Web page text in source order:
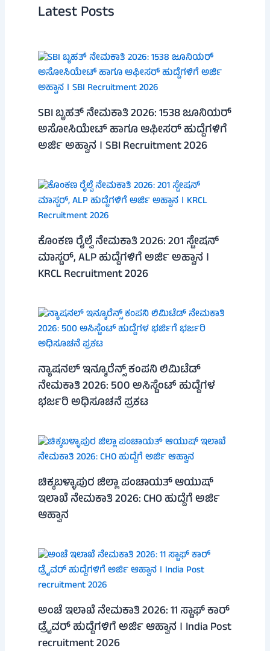
Latest Posts
SBI ಬೃಹತ್ ನೇಮಕಾತಿ 2026: 1538 ಜೂನಿಯರ್
ಅಸೋಸಿಯೇಟ್ ಹಾಗೂ ಆಫೀಸರ್ ಹುದ್ದೆಗಳಿಗೆ
ಅರ್ಜಿ ಅಹ್ವಾನ । SBI Recruitment 2026
ಕೊಂಕಣ ರೈಲ್ವೆ ನೇಮಕಾತಿ 2026: 201 ಸ್ಟೇಷನ್
ಮಾಸ್ಟರ್, ALP ಹುದ್ದೆಗಳಿಗೆ ಅರ್ಜಿ ಅಹ್ವಾನ ।
KRCL Recruitment 2026
ನ್ಯಾಷನಲ್ ಇನ್ಶೂರೆನ್ಸ್ ಕಂಪನಿ ಲಿಮಿಟೆಡ್
ನೇಮಕಾತಿ 2026: 500 ಅಸಿಸ್ಟೆಂಟ್ ಹುದ್ದೆಗಳ
ಭರ್ಜರಿ ಅಧಿಸೂಚನೆ ಪ್ರಕಟ
ಚಿಕ್ಕಬಳ್ಳಾಪುರ ಜಿಲ್ಲಾ ಪಂಚಾಯತ್ ಆಯುಷ್
ಇಲಾಖೆ ನೇಮಕಾತಿ 2026: CHO ಹುದ್ದೆಗೆ ಅರ್ಜಿ
ಆಹ್ವಾನ
ಅಂಚೆ ಇಲಾಖೆ ನೇಮಕಾತಿ 2026: 11 ಸ್ಟಾಫ್ ಕಾರ್
ಡ್ರೈವರ್ ಹುದ್ದೆಗಳಿಗೆ ಅರ್ಜಿ ಆಹ್ವಾನ । India Post
recruitment 2026